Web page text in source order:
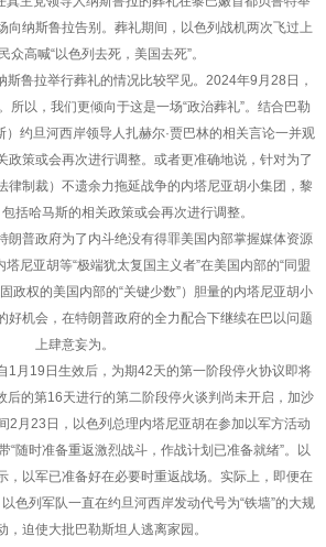
向纳斯鲁拉告别。葬礼期间，以色列战机两次飞过上
众高喊“以色列去死，美国去死”。
斯鲁拉举行葬礼的情况比较罕见。2024年9月28日，
所以，我们更倾向于这是一场“政治葬礼”。结合巴勒
约旦河西岸领导人扎赫尔·贾巴林的相关言论一并观
政策或会再次进行调整。或者更准确地说，针对为了
律制裁）不遗余力拖延战争的内塔尼亚胡小集团，黎
括哈马斯的相关政策或会再次进行调整。
朗普政府为了内斗绝没有得罪美国内部掌握媒体资源
塔尼亚胡等“极端犹太复国主义者”在美国内部的“同盟
政权的美国内部的“关键少数”）胆量的内塔尼亚胡小
好机会，在特朗普政府的全力配合下继续在巴以问题
上肆意妄为。
1月19日生效后，为期42天的第一阶段停火协议即将
后的第16天进行的第二阶段停火谈判尚未开启，加沙
2月23日，以色列总理内塔尼亚胡在参加以军方活动
“随时准备重返激烈战斗，作战计划已准备就绪”。以
，以军已准备好在必要时重返战场。实际上，即便在
色列军队一直在约旦河西岸发动代号为“铁墙”的大规
，迫使大批巴勒斯坦人逃离家园。